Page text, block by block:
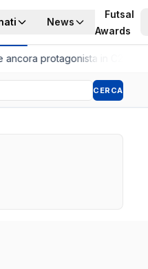
News
Futsal
Awards
protagonista in C2
CERCA